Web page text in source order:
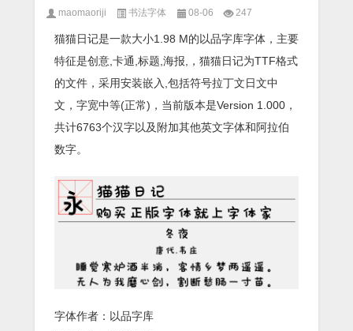
maomaoriji 书法字体 08-06 247
猫猫日记是一款大小1.98 M的以品字库字体，主要
特征是创意,卡通,标题,海报,，猫猫日记为TTF格式
的文件，采用安装嵌入,包括符号拉丁文日文中
文，字宽中等(正常)，当前版本是Version 1.000，
共计6763个汉字以及附加其他英文字体和阿拉伯
数字。
字体作者：以品字库